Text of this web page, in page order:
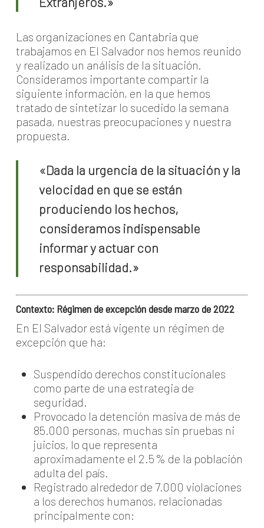
Las organizaciones en Cantabria que
trabajamos en El Salvador nos hemos reunido
y realizado un análisis de la situación.
Consideramos importante compartir la
siguiente información, en la que hemos
tratado de sintetizar lo sucedido la semana
pasada, nuestras preocupaciones y nuestra
propuesta.
«Dada la urgencia de la situación y la
velocidad en que se están
produciendo los hechos,
consideramos indispensable
informar y actuar con
responsabilidad.»
Contexto: Régimen de excepción desde marzo de 2022
En El Salvador está vigente un régimen de
excepción que ha:
Suspendido derechos constitucionales
como parte de una estrategia de
seguridad.
Provocado la detención masiva de más de
85.000 personas, muchas sin pruebas ni
juicios, lo que representa
aproximadamente el 2.5 % de la población
adulta del país.
Registrado alrededor de 7.000 violaciones
a los derechos humanos, relacionadas
principalmente con: